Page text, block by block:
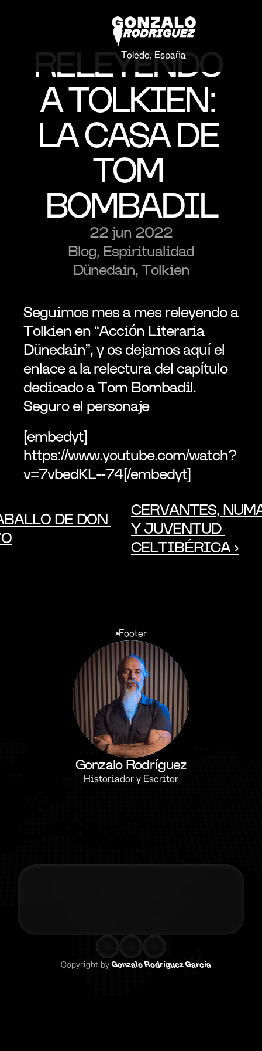
Toledo, España
RELEYENDO
A TOLKIEN:
LA CASA DE
TOM
BOMBADIL
22 jun 2022
Blog, Espiritualidad
Dünedain, Tolkien
Seguimos mes a mes releyendo a
Tolkien en “Acción Literaria
Dünedain”, y os dejamos aquí el
enlace a la relectura del capítulo
dedicado a Tom Bombadil.
Seguro el personaje
[embedyt]
https://www.youtube.com/watch?
v=7vbedKL--74[/embedyt]
DE DON
CERVANTES,
Y JUVENTUD
CELTIBÉRICA ›
Footer
Gonzalo Rodríguez
Historiador y Escritor
Copyright by Gonzalo Rodríguez García